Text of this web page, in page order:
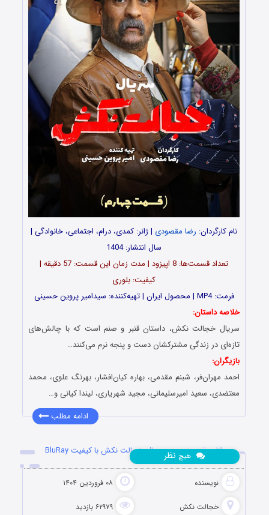
نام کارگردان: رضا مقصودی | ژانر: کمدی، درام، اجتماعی، خانوادگی |
سال انتشار: 1404
تعداد قسمت‌ها: 8 اپیزود | مدت زمان این قسمت: 57 دقیقه |
کیفیت: بلوری
فرمت: MP4 | محصول ایران | تهیه‌کننده: سیدامیر پروین حسینی
خلاصه داستان:
سریال خجالت نکش، داستان قنبر و صنم است که با چالش‌های
تازه‌ای در زندگی مشترکشان دست و پنجه نرم می‌کنند…
بازیگران:
احمد مهران‌فر، شبنم مقدمی، بهاره کیان‌افشار، بهرنگ علوی، محمد
معتضدی، سعید امیرسلیمانی، مجید شهریاری، لیندا کیانی و…
ادامه مطلب
دانلود قسمت سوم سریال خجالت نکش با کیفیت BluRay
نویسنده ۰۸ فروردین ۱۴۰۴
خجالت نکش ۶۲۹۷۹ بازدید
هیچ نظر